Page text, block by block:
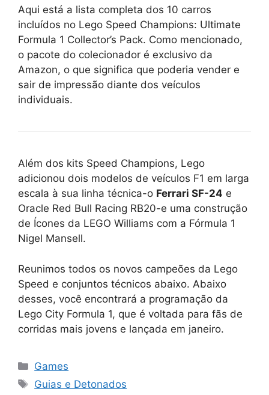
Aqui está a lista completa dos 10 carros
incluídos no Lego Speed ​​Champions: Ultimate
Formula 1 Collector’s Pack. Como mencionado,
o pacote do colecionador é exclusivo da
Amazon, o que significa que poderia vender e
sair de impressão diante dos veículos
individuais.
Além dos kits Speed ​​Champions, Lego
adicionou dois modelos de veículos F1 em larga
escala à sua linha técnica-o Ferrari SF-24 e
Oracle Red Bull Racing RB20-e uma construção
de Ícones da LEGO Williams com a Fórmula 1
Nigel Mansell.
Reunimos todos os novos campeões da Lego
Speed ​​e conjuntos técnicos abaixo. Abaixo
desses, você encontrará a programação da
Lego City Formula 1, que é voltada para fãs de
corridas mais jovens e lançada em janeiro.
Categorias
Games
Tags
Guias e Detonados